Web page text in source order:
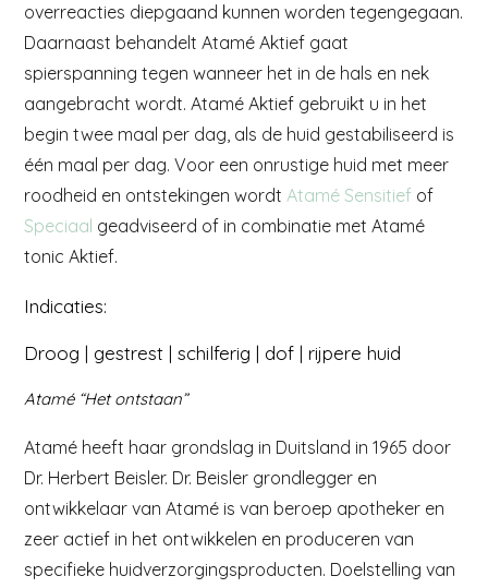
overreacties diepgaand kunnen worden tegengegaan.
Daarnaast behandelt Atamé Aktief gaat
spierspanning tegen wanneer het in de hals en nek
aangebracht wordt. Atamé Aktief gebruikt u in het
begin twee maal per dag, als de huid gestabiliseerd is
één maal per dag. Voor een onrustige huid met meer
roodheid en ontstekingen wordtAtamé Sensitief of
Speciaal geadviseerd of in combinatie met Atamé
tonic Aktief.
Indicaties:
Droog | gestrest | schilferig | dof | rijpere huid
Atamé “Het ontstaan”
Atamé heeft haar grondslag in Duitsland in 1965 door
Dr. Herbert Beisler. Dr. Beisler grondlegger en
ontwikkelaar van Atamé is van beroep apotheker en
zeer actief in het ontwikkelen en produceren van
specifieke huidverzorgingsproducten. Doelstelling van